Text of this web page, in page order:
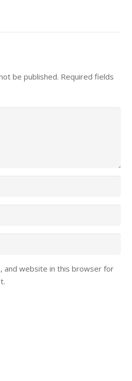
be published. Required fields
and website in this browser for